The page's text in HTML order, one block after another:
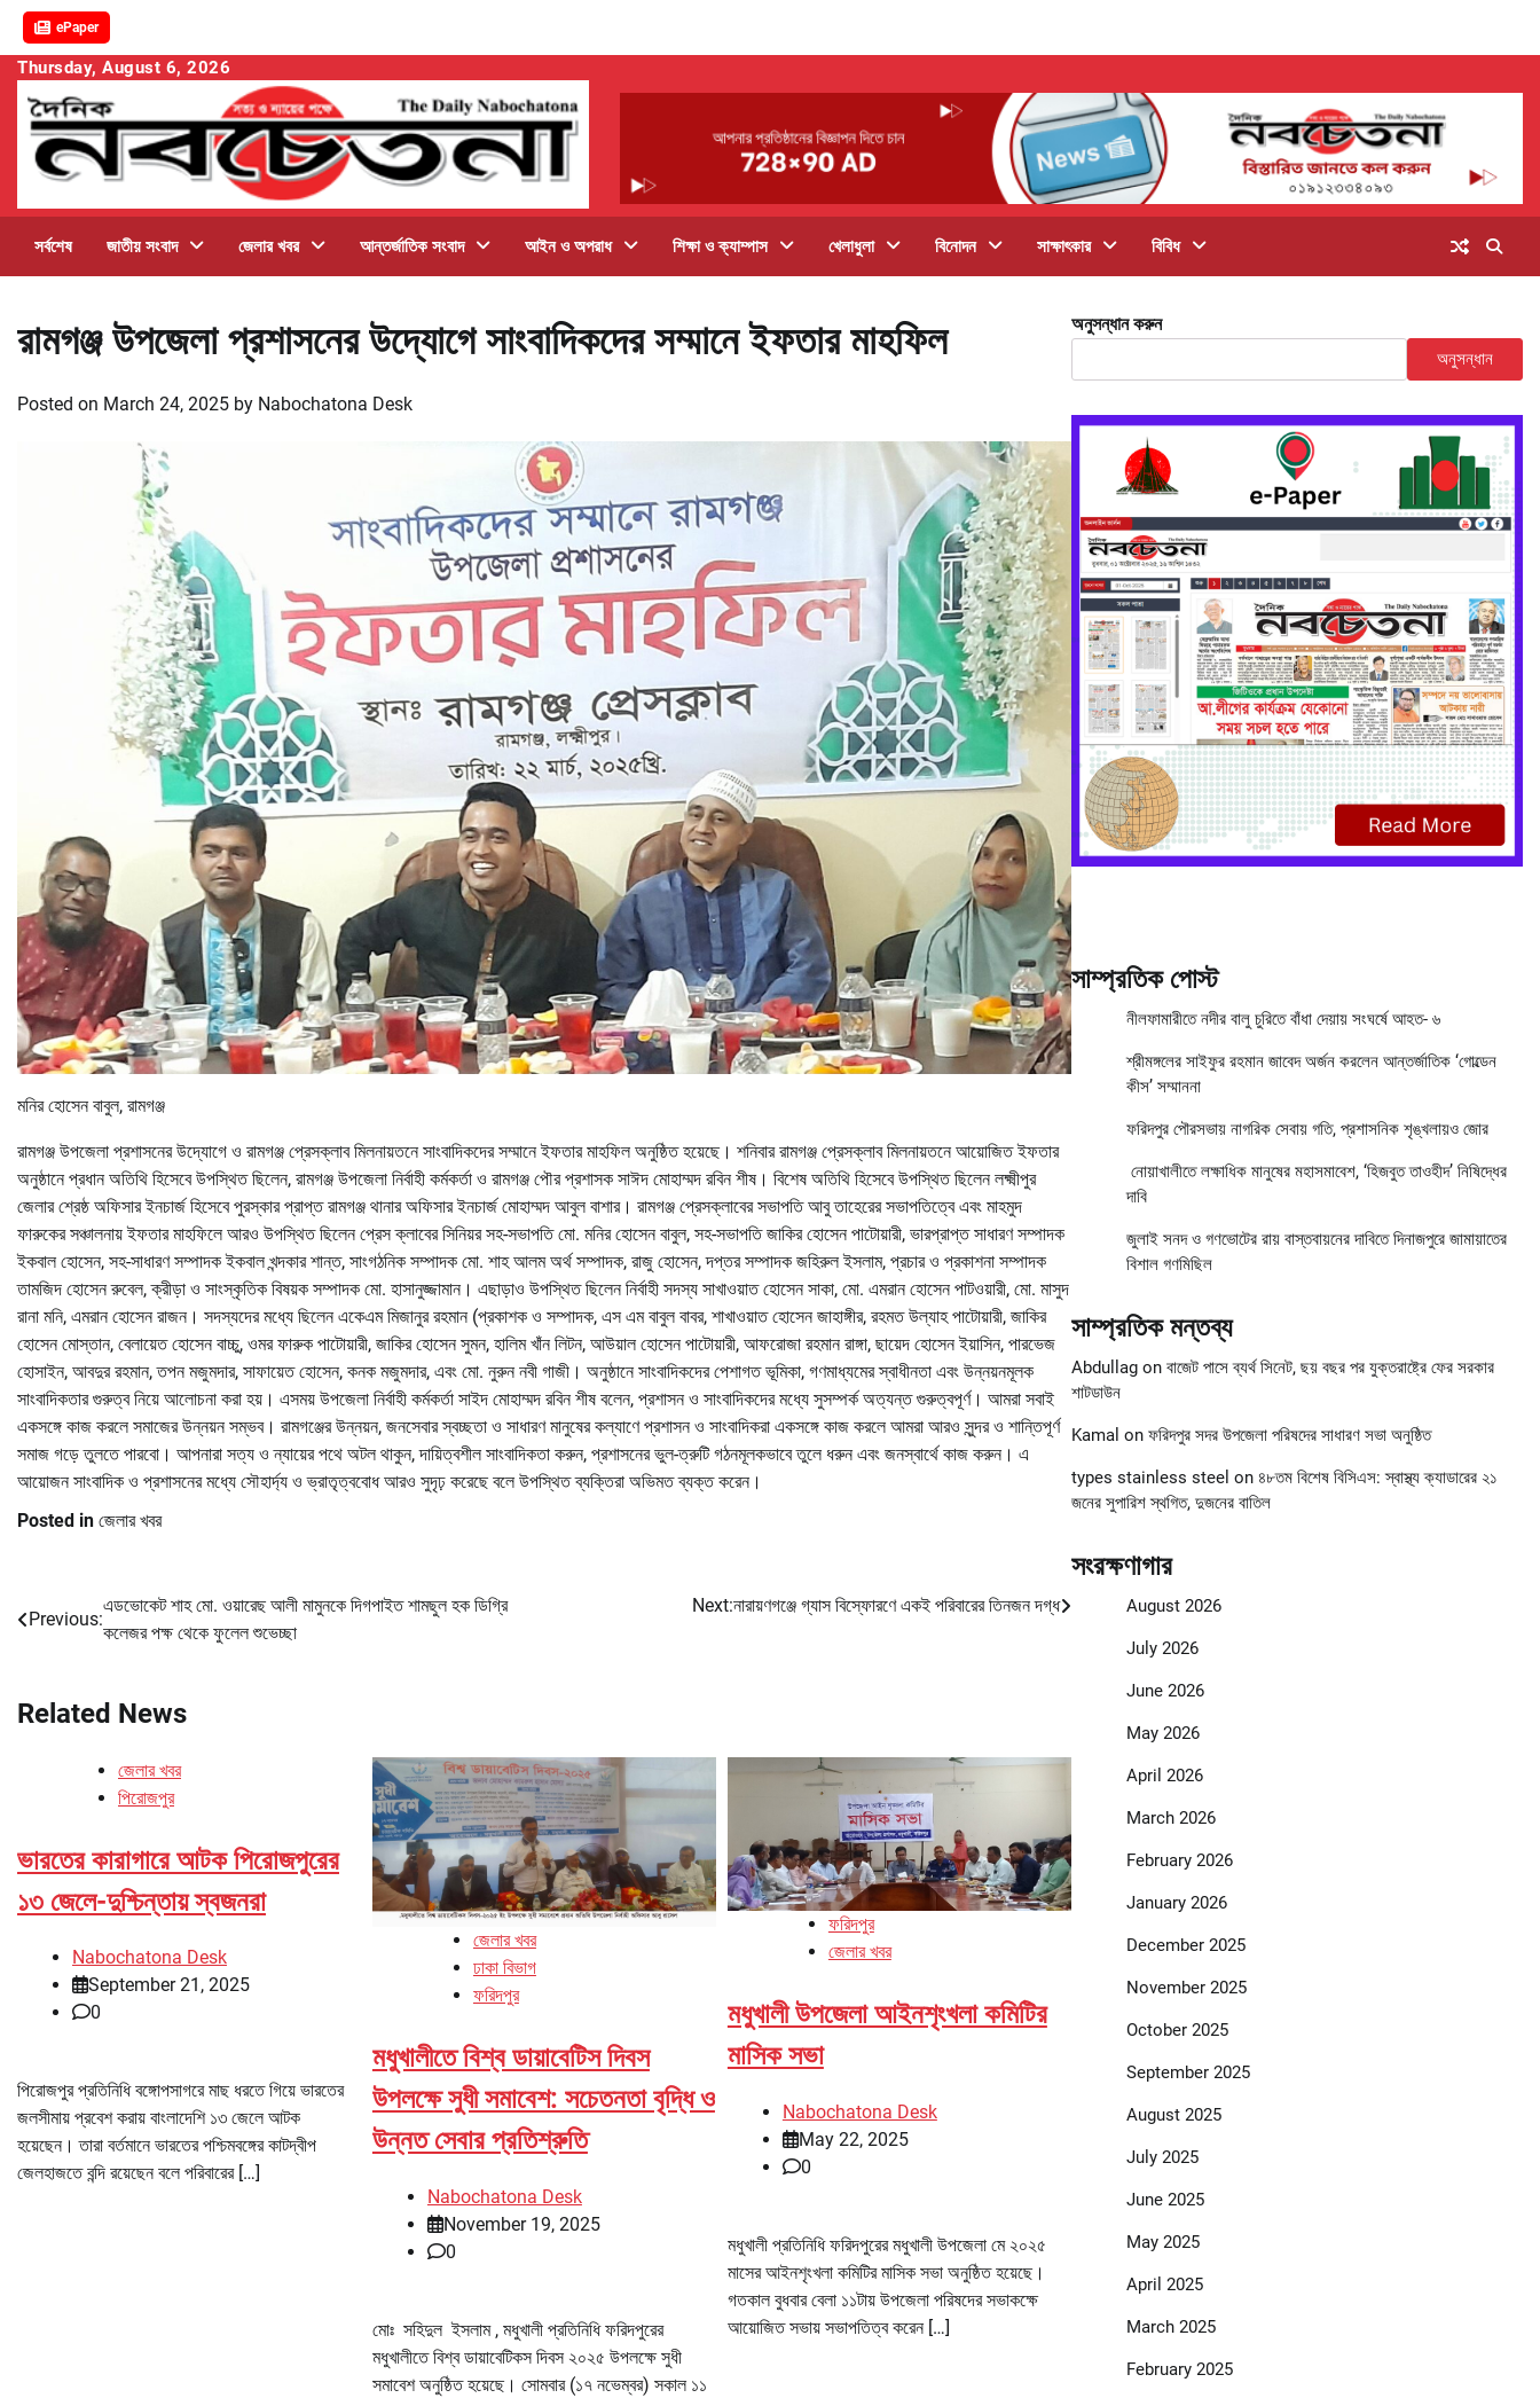
ePaper
Skip
content
Thursday, August 6, 2026
সর্বশেষ জাতীয় সংবাদ জেলার খবর আন্তর্জাতিক সংবাদ আইন ও অপরাধ শিক্ষা ও ক্যাম্পাস খেলাধুলা বিনোদন সাক্ষাৎকার বিবিধ
রামগঞ্জ উপজেলা প্রশাসনের উদ্যোগে সাংবাদিকদের সম্মানে ইফতার মাহফিল
Posted on March 24, 2025 by Nabochatona Desk
মনির হোসেন বাবুল, রামগঞ্জ
রামগঞ্জ উপজেলা প্রশাসনের উদ্যোগে ও রামগঞ্জ প্রেসক্লাব মিলনায়তনে সাংবাদিকদের সম্মানে ইফতার মাহফিল অনুষ্ঠিত হয়েছে। শনিবার রামগঞ্জ প্রেসক্লাব মিলনায়তনে আয়োজিত ইফতার
অনুষ্ঠানে প্রধান অতিথি হিসেবে উপস্থিত ছিলেন, রামগঞ্জ উপজেলা নির্বাহী কর্মকর্তা ও রামগঞ্জ পৌর প্রশাসক সাঈদ মোহাম্মদ রবিন শীষ। বিশেষ অতিথি হিসেবে উপস্থিত ছিলেন লক্ষ্মীপুর
জেলার শ্রেষ্ঠ অফিসার ইনচার্জ হিসেবে পুরস্কার প্রাপ্ত রামগঞ্জ থানার অফিসার ইনচার্জ মোহাম্মদ আবুল বাশার। রামগঞ্জ প্রেসক্লাবের সভাপতি আবু তাহেরের সভাপতিত্বে এবং মাহমুদ
ফারুকের সঞ্চালনায় ইফতার মাহফিলে আরও উপস্থিত ছিলেন প্রেস ক্লাবের সিনিয়র সহ-সভাপতি মো. মনির হোসেন বাবুল, সহ-সভাপতি জাকির হোসেন পাটোয়ারী, ভারপ্রাপ্ত সাধারণ সম্পাদক
ইকবাল হোসেন, সহ-সাধারণ সম্পাদক ইকবাল খন্দকার শান্ত, সাংগঠনিক সম্পাদক মো. শাহ আলম অর্থ সম্পাদক, রাজু হোসেন, দপ্তর সম্পাদক জহিরুল ইসলাম, প্রচার ও প্রকাশনা সম্পাদক
তামজিদ হোসেন রুবেল, ক্রীড়া ও সাংস্কৃতিক বিষয়ক সম্পাদক মো. হাসানুজ্জামান। এছাড়াও উপস্থিত ছিলেন নির্বাহী সদস্য সাখাওয়াত হোসেন সাকা, মো. এমরান হোসেন পাটওয়ারী, মো. মাসুদ
রানা মনি, এমরান হোসেন রাজন। সদস্যদের মধ্যে ছিলেন একেএম মিজানুর রহমান (প্রকাশক ও সম্পাদক, এস এম বাবুল বাবর, শাখাওয়াত হোসেন জাহাঙ্গীর, রহমত উল্যাহ পাটোয়ারী, জাকির
হোসেন মোস্তান, বেলায়েত হোসেন বাচ্চু, ওমর ফারুক পাটোয়ারী, জাকির হোসেন সুমন, হালিম খাঁন লিটন, আউয়াল হোসেন পাটোয়ারী, আফরোজা রহমান রাঙ্গা, ছায়েদ হোসেন ইয়াসিন, পারভেজ
হোসাইন, আবদুর রহমান, তপন মজুমদার, সাফায়েত হোসেন, কনক মজুমদার, এবং মো. নুরুন নবী গাজী। অনুষ্ঠানে সাংবাদিকদের পেশাগত ভূমিকা, গণমাধ্যমের স্বাধীনতা এবং উন্নয়নমূলক
সাংবাদিকতার গুরুত্ব নিয়ে আলোচনা করা হয়। এসময় উপজেলা নির্বাহী কর্মকর্তা সাইদ মোহাম্মদ রবিন শীষ বলেন, প্রশাসন ও সাংবাদিকদের মধ্যে সুসম্পর্ক অত্যন্ত গুরুত্বপূর্ণ। আমরা সবাই
একসঙ্গে কাজ করলে সমাজের উন্নয়ন সম্ভব। রামগঞ্জের উন্নয়ন, জনসেবার স্বচ্ছতা ও সাধারণ মানুষের কল্যাণে প্রশাসন ও সাংবাদিকরা একসঙ্গে কাজ করলে আমরা আরও সুন্দর ও শান্তিপূর্ণ
সমাজ গড়ে তুলতে পারবো। আপনারা সত্য ও ন্যায়ের পথে অটল থাকুন, দায়িত্বশীল সাংবাদিকতা করুন, প্রশাসনের ভুল-ত্রুটি গঠনমূলকভাবে তুলে ধরুন এবং জনস্বার্থে কাজ করুন। এ
আয়োজন সাংবাদিক ও প্রশাসনের মধ্যে সৌহার্দ্য ও ভ্রাতৃত্ববোধ আরও সুদৃঢ় করেছে বলে উপস্থিত ব্যক্তিরা অভিমত ব্যক্ত করেন।
Posted in জেলার খবর
Post
Previous:
এডভোকেট শাহ মো. ওয়ারেছ আলী মামুনকে দিগপাইত শামছুল হক ডিগ্রি
কলেজর পক্ষ থেকে ফুলেল শুভেচ্ছা
Next:নারায়ণগঞ্জে গ্যাস বিস্ফোরণে একই পরিবারের তিনজন দগ্ধ
Related News
জেলার খবর
পিরোজপুর
ভারতের কারাগারে আটক পিরোজপুরের
১৩ জেলে-দুশ্চিন্তায় স্বজনরা
Nabochatona Desk
September 21, 2025
0
পিরোজপুর প্রতিনিধি বঙ্গোপসাগরে মাছ ধরতে গিয়ে ভারতের
জলসীমায় প্রবেশ করায় বাংলাদেশি ১৩ জেলে আটক
হয়েছেন। তারা বর্তমানে ভারতের পশ্চিমবঙ্গের কাটদ্বীপ
জেলহাজতে বন্দি রয়েছেন বলে পরিবারের […]
জেলার খবর
ঢাকা বিভাগ
ফরিদপুর
মধুখালীতে বিশ্ব ডায়াবেটিস দিবস
উপলক্ষে সুধী সমাবেশ: সচেতনতা বৃদ্ধি ও
উন্নত সেবার প্রতিশ্রুতি
Nabochatona Desk
November 19, 2025
0
মোঃ সহিদুল ইসলাম , মধুখালী প্রতিনিধি ফরিদপুরের
মধুখালীতে বিশ্ব ডায়াবেটিকস দিবস ২০২৫ উপলক্ষে সুধী
সমাবেশ অনুষ্ঠিত হয়েছে। সোমবার (১৭ নভেম্বর) সকাল ১১
ফরিদপুর
জেলার খবর
মধুখালী উপজেলা আইনশৃংখলা কমিটির
মাসিক সভা
Nabochatona Desk
May 22, 2025
0
মধুখালী প্রতিনিধি ফরিদপুরের মধুখালী উপজেলা মে ২০২৫
মাসের আইনশৃংখলা কমিটির মাসিক সভা অনুষ্ঠিত হয়েছে।
গতকাল বুধবার বেলা ১১টায় উপজেলা পরিষদের সভাকক্ষে
আয়োজিত সভায় সভাপতিত্ব করেন […]
অনুসন্ধান করুন
অনুসন্ধান
সাম্প্রতিক পোস্ট
নীলফামারীতে নদীর বালু চুরিতে বাঁধা দেয়ায় সংঘর্ষে আহত- ৬
শ্রীমঙ্গলের সাইফুর রহমান জাবেদ অর্জন করলেন আন্তর্জাতিক ‘গোল্ডেন
কীস’ সম্মাননা
ফরিদপুর পৌরসভায় নাগরিক সেবায় গতি, প্রশাসনিক শৃঙ্খলায়ও জোর
নোয়াখালীতে লক্ষাধিক মানুষের মহাসমাবেশ, ‘হিজবুত তাওহীদ’ নিষিদ্ধের
দাবি
জুলাই সনদ ও গণভোটের রায় বাস্তবায়নের দাবিতে দিনাজপুরে জামায়াতের
বিশাল গণমিছিল
সাম্প্রতিক মন্তব্য
Abdullagon বাজেট পাসে ব্যর্থ সিনেট, ছয় বছর পর যুক্তরাষ্ট্রে ফের সরকার
শাটডাউন
Kamal on ফরিদপুর সদর উপজেলা পরিষদের সাধারণ সভা অনুষ্ঠিত
types stainless steel on ৪৮তম বিশেষ বিসিএস: স্বাস্থ্য ক্যাডারের ২১
জনের সুপারিশ স্থগিত, দুজনের বাতিল
সংরক্ষণাগার
August 2026
July 2026
June 2026
May 2026
April 2026
March 2026
February 2026
January 2026
December 2025
November 2025
October 2025
September 2025
August 2025
July 2025
June 2025
May 2025
April 2025
March 2025
February 2025